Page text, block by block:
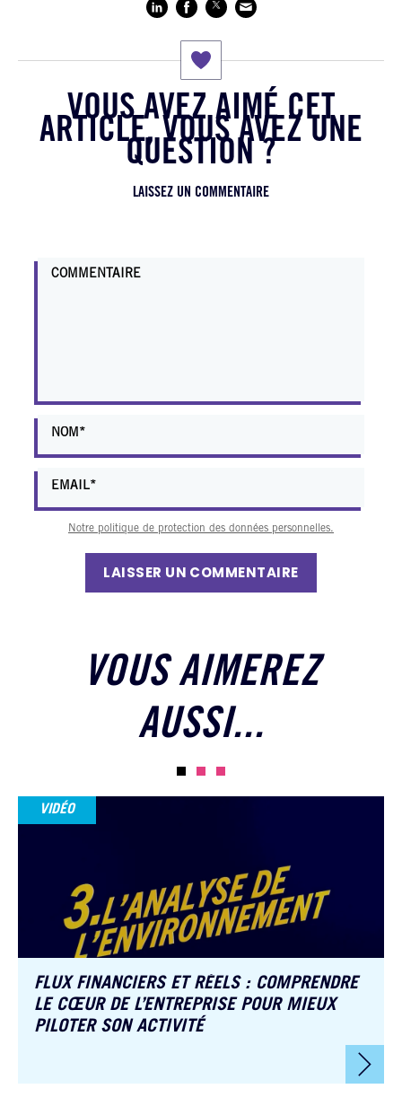
VOUS AVEZ AIMÉ CET
ARTICLE, VOUS AVEZ UNE
QUESTION ?
LAISSEZ UN COMMENTAIRE
Notre politique de protection des données personnelles.
LAISSER UN COMMENTAIRE
VOUS AIMEREZ
AUSSI...
VIDÉO
FLUX FINANCIERS ET RÉELS : COMPRENDRE
LE CŒUR DE L’ENTREPRISE POUR MIEUX
PILOTER SON ACTIVITÉ